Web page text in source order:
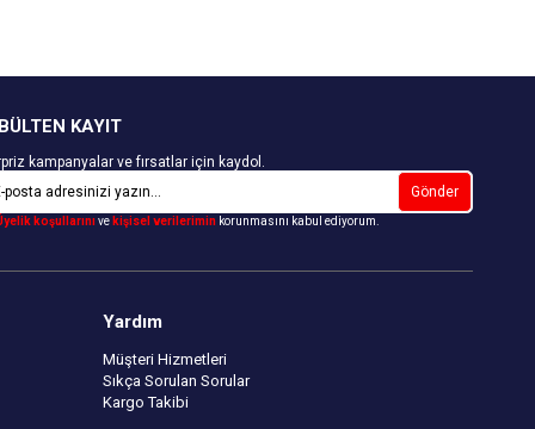
KAYIT
kampanyalar ve fırsatlar için kaydol.
Gönder
koşullarınıve kişisel verileriminkorunmasını kabul ediyorum.
Yardım
Müşteri Hizmetleri
Sıkça Sorulan Sorular
Kargo Takibi